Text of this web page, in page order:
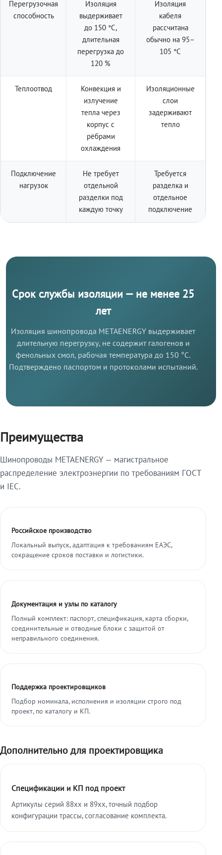
Перегрузочная
способность
Изоляция
выдерживает
до 150 °C,
длительная
перегрузка до
120 %
Изоляция
кабеля
рассчитана
обычно на 95–
105 °C
Теплоотвод
Конвекция и
излучение
тепла через
корпус с
рёбрами
охлаждения
Изоляционные
слои
задерживают
тепло
Подключение
нагрузок
Не требует
отдельной
разделки под
каждую точку
Требуется
разделка и
отдельное
подключение
Срок службы изоляции — не менее 25
лет
Изоляция шинопровода METAENERGY выдерживает
длительную перегрузку, не содержит галогенов и
фенольных смол, рабочая температура до 150 °C.
Подтверждено паспортом и протоколами испытаний.
Преимущества
Шинопроводы METAENERGY — магистральное
распределение электроэнергии по требованиям ГОСТ
и IEC.
Российское производство
Локальный выпуск, адаптация к требованиям ЕАЭС,
сокращение сроков поставки и логистики.
Документация и узлы по каталогу
Полный комплект: паспорт, спецификация, карта сборки,
соединительные и отводные блоки с защитой от
неправильного соединения.
Поддержка проектировщиков
Подбор номинала, исполнения и изоляции строго под
проект, по каталогу и КП.
Дополнительно для проектировщика
Спецификации и КП под проект
Артикулы серий 88xx и 89xx, точный подбор
конфигурации трассы, согласование комплекта.